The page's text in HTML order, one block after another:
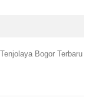
Bogor Terbaru